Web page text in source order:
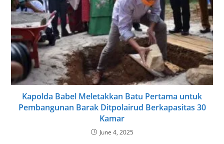
Kapolda Babel Meletakkan Batu Pertama untuk
Pembangunan Barak Ditpolairud Berkapasitas 30
Kamar
June 4, 2025